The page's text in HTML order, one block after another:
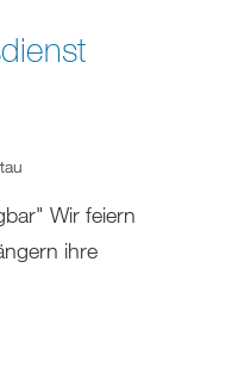
Wir feiern
ihre